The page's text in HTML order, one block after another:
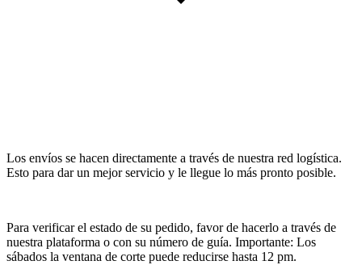
Los envíos se hacen directamente a través de nuestra red logística.
Esto para dar un mejor servicio y le llegue lo más pronto posible.
Para verificar el estado de su pedido, favor de hacerlo a través de
nuestra plataforma o con su número de guía. Importante: Los
sábados la ventana de corte puede reducirse hasta 12 pm.